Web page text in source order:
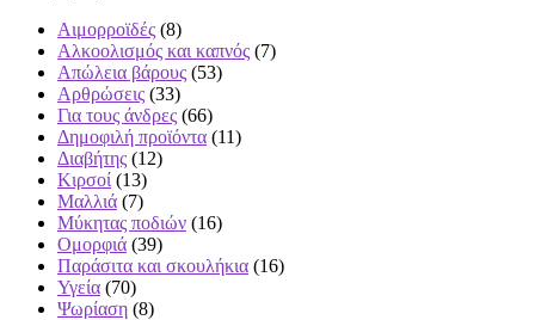
Αιμορροϊδές (8)
Αλκοολισμός και καπνός (7)
Απώλεια βάρους (53)
Αρθρώσεις (33)
Για τους άνδρες (66)
Δημοφιλή προϊόντα (11)
Διαβήτης (12)
Κιρσοί (13)
Μαλλιά (7)
Μύκητας ποδιών (16)
Ομορφιά (39)
Παράσιτα και σκουλήκια (16)
Υγεία (70)
Ψωρίαση (8)